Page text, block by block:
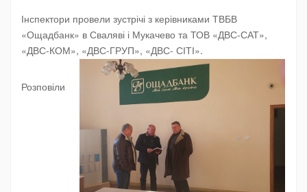
Інспектори провели зустрічі з керівниками ТВБВ
«Ощадбанк» в Сваляві і Мукачево та ТОВ «ДВС-САТ»,
«ДВС-КОМ», «ДВС-ГРУП», «ДВС- СІТІ».
Розповіли